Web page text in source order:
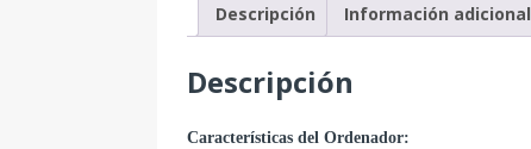
Descripción Información adicional
Descripción
Características del Ordenador: